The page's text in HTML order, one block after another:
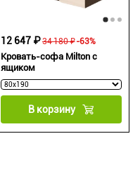
Кровать-софа Milton с
ящиком
34 180 ₽
12 647 ₽ -63%
В корзину